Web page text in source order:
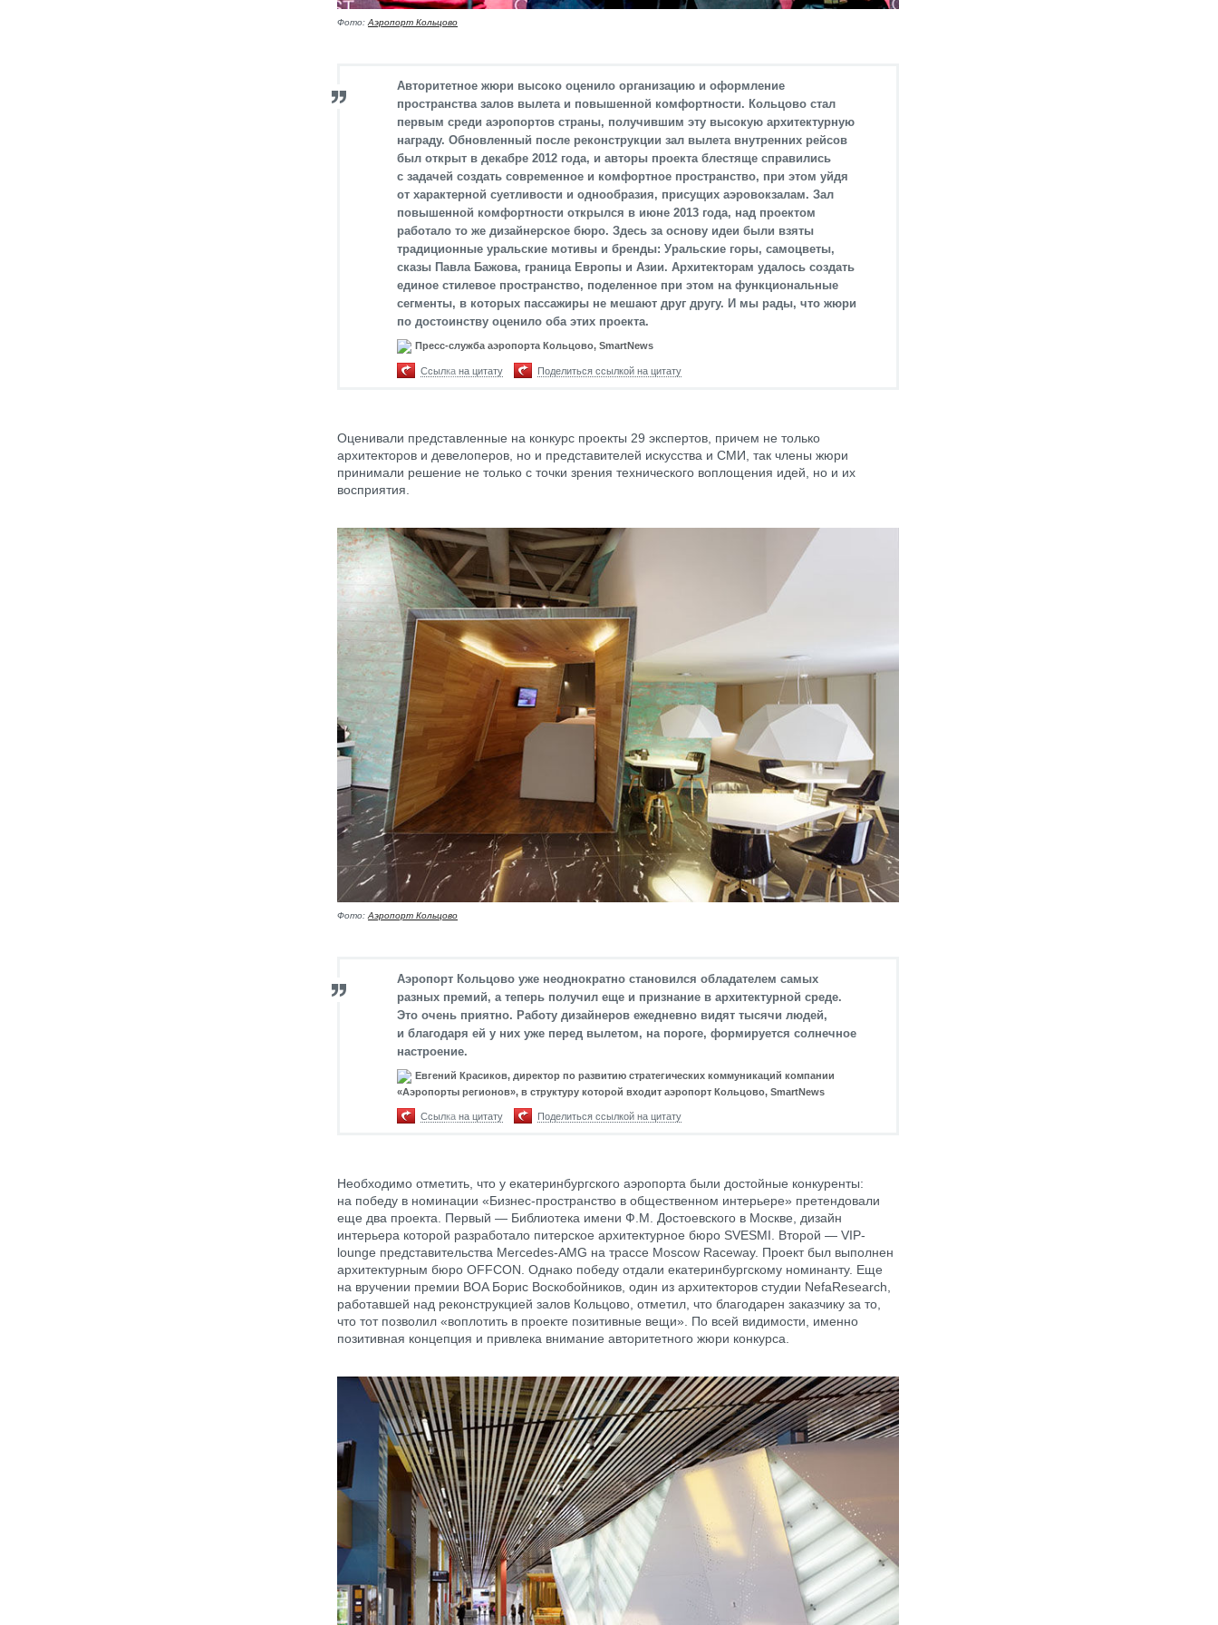
Фото: Аэропорт Кольцово
Авторитетное жюри высоко оценило организацию и оформление
пространства залов вылета и повышенной комфортности. Кольцово стал
первым среди аэропортов страны, получившим эту высокую архитектурную
награду. Обновленный после реконструкции зал вылета внутренних рейсов
был открыт в декабре 2012 года, и авторы проекта блестяще справились
с задачей создать современное и комфортное пространство, при этом уйдя
от характерной суетливости и однообразия, присущих аэровокзалам. Зал
повышенной комфортности открылся в июне 2013 года, над проектом
работало то же дизайнерское бюро. Здесь за основу идеи были взяты
традиционные уральские мотивы и бренды: Уральские горы, самоцветы,
сказы Павла Бажова, граница Европы и Азии. Архитекторам удалось создать
единое стилевое пространство, поделенное при этом на функциональные
сегменты, в которых пассажиры не мешают друг другу. И мы рады, что жюри
по достоинству оценило оба этих проекта.
Пресс-служба аэропорта Кольцово, SmartNews
Ссылка на цитату Поделиться ссылкой на цитату
Оценивали представленные на конкурс проекты 29 экспертов, причем не только
архитекторов и девелоперов, но и представителей искусства и СМИ, так члены жюри
принимали решение не только с точки зрения технического воплощения идей, но и их
восприятия.
Фото: Аэропорт Кольцово
Аэропорт Кольцово уже неоднократно становился обладателем самых
разных премий, а теперь получил еще и признание в архитектурной среде.
Это очень приятно. Работу дизайнеров ежедневно видят тысячи людей,
и благодаря ей у них уже перед вылетом, на пороге, формируется солнечное
настроение.
Евгений Красиков, директор по развитию стратегических коммуникаций компании
«Аэропорты регионов», в структуру которой входит аэропорт Кольцово, SmartNews
Ссылка на цитату Поделиться ссылкой на цитату
Необходимо отметить, что у екатеринбургского аэропорта были достойные конкуренты:
на победу в номинации «Бизнес-пространство в общественном интерьере» претендовали
еще два проекта. Первый — Библиотека имени Ф.М. Достоевского в Москве, дизайн
интерьера которой разработало питерское архитектурное бюро SVESMI. Второй — VIP-
lounge представительства Mercedes-AMG на трассе Moscow Raceway. Проект был выполнен
архитектурным бюро OFFCON. Однако победу отдали екатеринбургскому номинанту. Еще
на вручении премии BOA Борис Воскобойников, один из архитекторов студии NefaResearch,
работавшей над реконструкцией залов Кольцово, отметил, что благодарен заказчику за то,
что тот позволил «воплотить в проекте позитивные вещи». По всей видимости, именно
позитивная концепция и привлека внимание авторитетного жюри конкурса.